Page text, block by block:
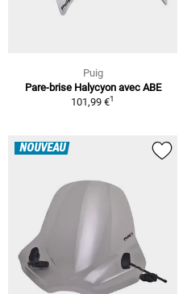
Puig
Pare-brise Halycyon avec ABE
101,99 €1
NOUVEAU